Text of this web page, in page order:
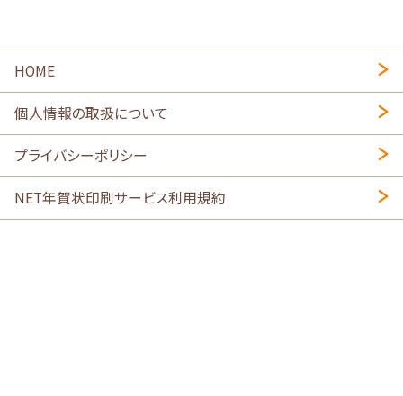
HOME
個人情報の取扱について
プライバシーポリシー
NET年賀状印刷サービス利用規約